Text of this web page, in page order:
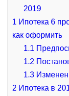
2019
1 Ипотека 6
как оформить
1.1
1.2
1.3
2 Ипотека в